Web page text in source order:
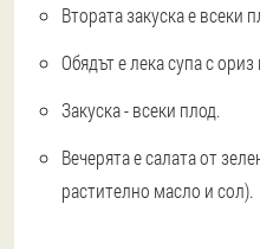
Втората закуска е всеки
Обядът е лека супа с
Закуска - всеки плод.
Вечерята е салата от
растително масло и сол).